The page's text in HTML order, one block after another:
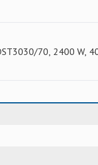
70, 2400 W,